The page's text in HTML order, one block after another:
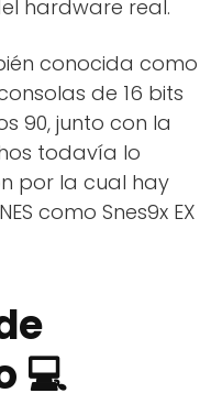
hardware real.
conocida como
de 16 bits
90, junto con la
todavía lo
por la cual hay
como Snes9x EX
💻